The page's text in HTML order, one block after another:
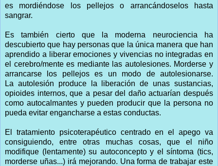
es mordiéndose los pellejos o arrancándoselos hasta
sangrar.
Es también cierto que la moderna neurociencia ha
descubierto que hay personas que la única manera que han
aprendido a liberar emociones y vivencias no integradas en
el cerebro/mente es mediante las autolesiones. Morderse y
arrancarse los pellejos es un modo de autolesionarse.
La autolesión produce la liberación de unas sustancias,
opioides internos, que a pesar del daño actuarían después
como autocalmantes y pueden producir que la persona no
pueda evitar engancharse a estas conductas.
El tratamiento psicoterapéutico centrado en el apego va
consiguiendo, entre otras muchas cosas, que el niño
modifique (lentamente) su autoconcepto y el síntoma (tics,
morderse uñas...) irá mejorando. Una forma de trabajar este